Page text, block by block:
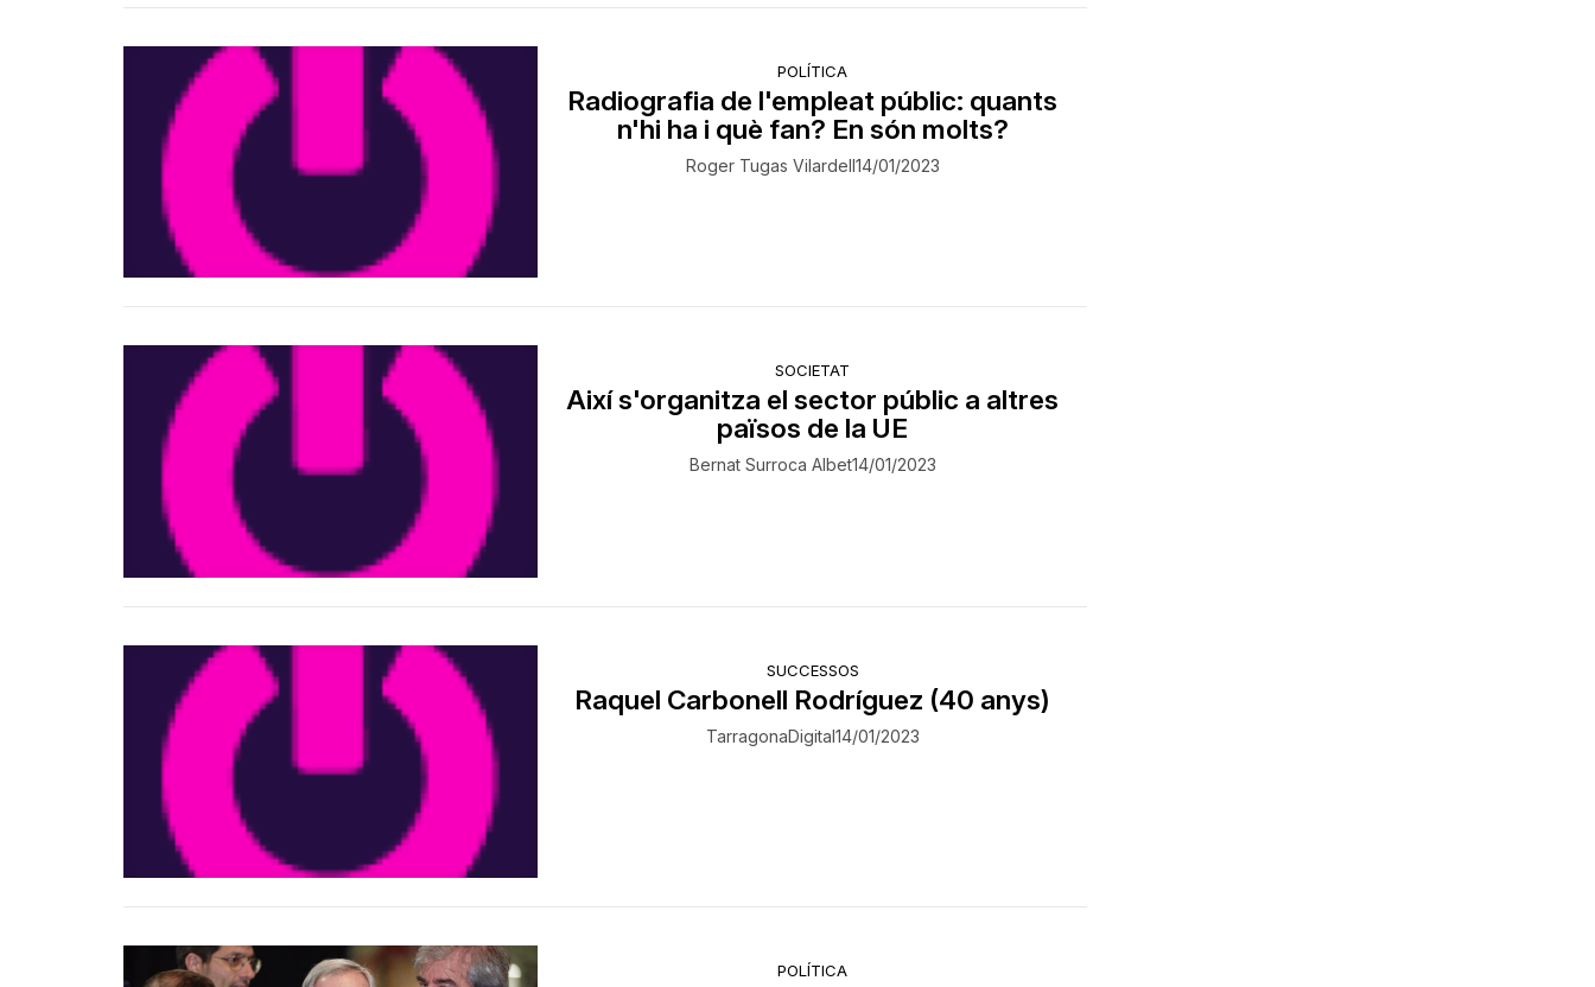
POLÍTICA
Radiografia de l'empleat públic: quants
n'hi ha i què fan? En són molts?
Roger Tugas Vilardell14/01/2023
SOCIETAT
Així s'organitza el sector públic a altres
països de la UE
Bernat Surroca Albet14/01/2023
SUCCESSOS
Raquel Carbonell Rodríguez (40 anys)
TarragonaDigital14/01/2023
POLÍTICA